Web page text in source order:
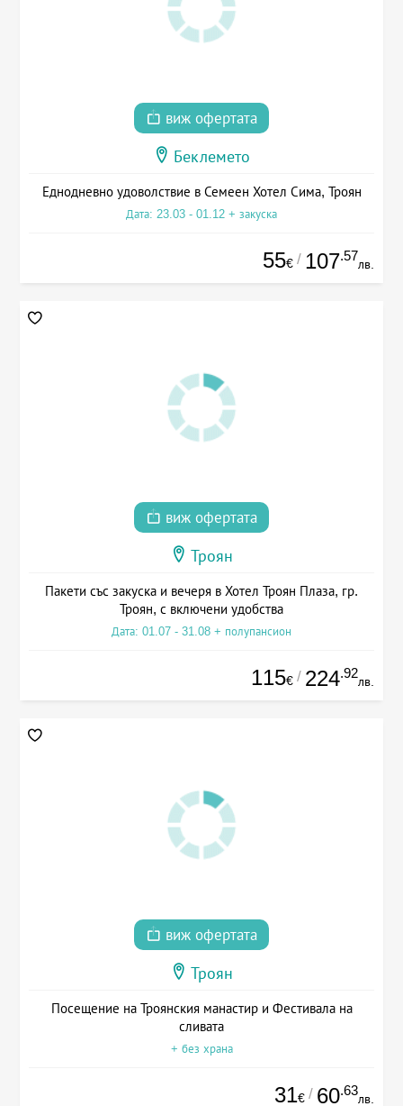
виж офертата
Беклемето
Еднодневно удоволствие в Семеен Хотел Сима, Троян
Дата: 23.03 - 01.12 + закуска
55€ / 107.57
лв.
виж офертата
Троян
Пакети със закуска и вечеря в Хотел Троян Плаза, гр.
Троян, с включени удобства
Дата: 01.07 - 31.08 + полупансион
115€ / 224.92
лв.
виж офертата
Троян
Посещение на Троянския манастир и Фестивала на
сливата
+ без храна
31€ / 60.63
лв.